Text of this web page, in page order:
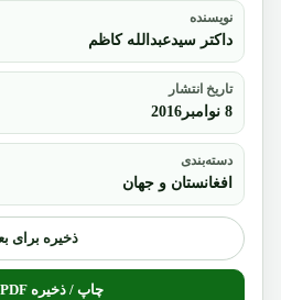
نویسنده
داکتر سیدعبدالله کاظم
تاریخ انتشار
8 نوامبر2016
دسته‌بندی
افغانستان و جهان
ذخیره برای
چاپ / ذخیره PDF مقاله